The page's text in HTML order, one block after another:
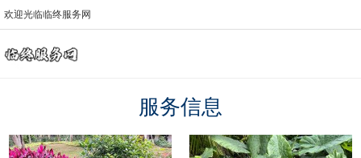
欢迎光临临终服务网
服务信息